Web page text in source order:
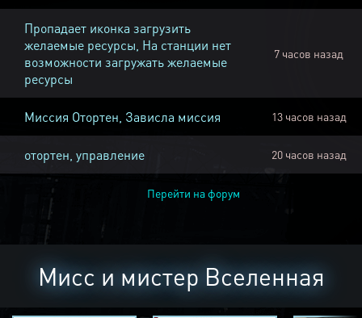
Пропадает иконка загрузить
желаемые ресурсы, На станции нет
возможности загружать желаемые
ресурсы
7 часов назад
Миссия Отортен, Зависла миссия 13 часов назад
отортен, управление 20 часов назад
Перейти на форум
Мисс и мистер Вселенная